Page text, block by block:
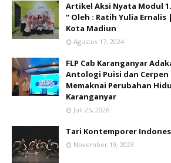
Artikel Aksi Nyata Modul
“ Oleh : Ratih Yulia Ernalis |
Kota Madiun
Agustus 17, 2024
FLP Cab Karanganyar
Antologi Puisi dan
Memaknai Perubahan
Karanganyar
Juli 25, 2026
Tari Kontemporer
November 19, 2023